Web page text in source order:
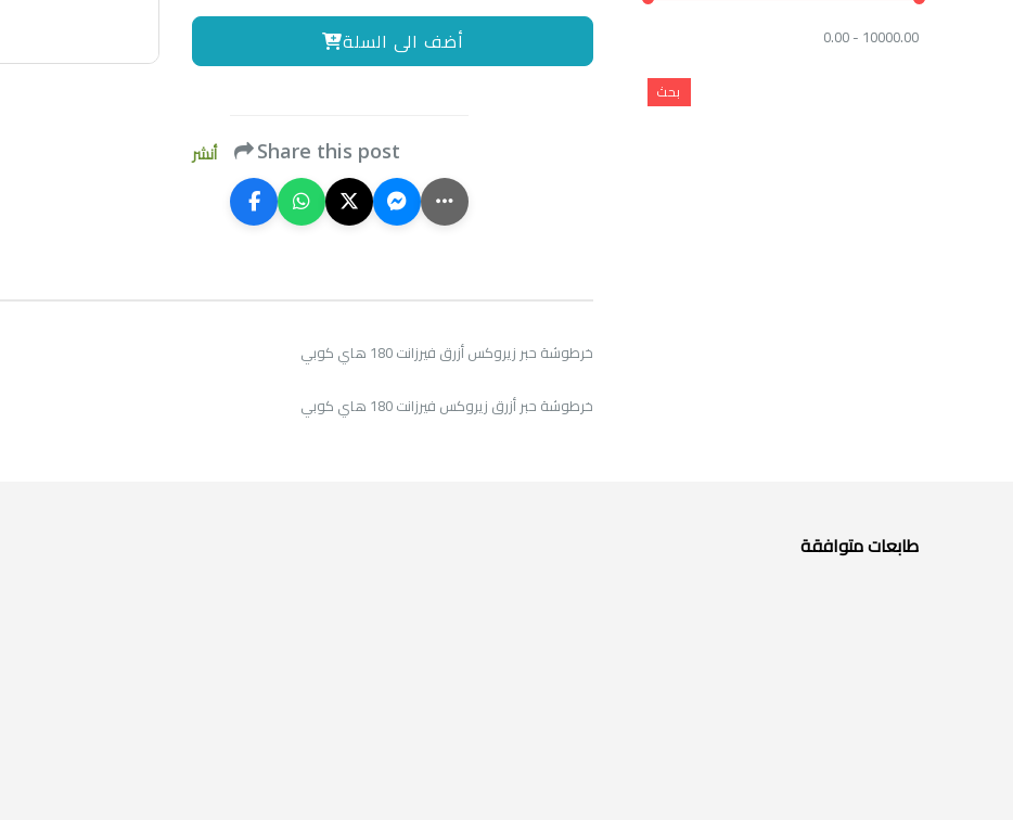
أضف الى السلة
أنشر Share this post
خرطوشة حبر زيروكس أزرق فيرزانت 180 هاي كوبي
خرطوشة حبر أزرق زيروكس فيرزانت 180 هاي كوبي
0.00 - 10000.00
طابعات متوافقة